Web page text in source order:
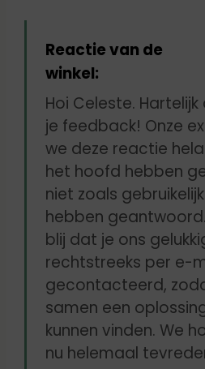
bedje, die de baby
mondje wil stoppen
Reactie van de
winkel:
Hoi Celeste.
je feedback! Onze
we deze reactie
het hoofd hebben
niet zoals
hebben
blij dat je ons
rechtstreeks per e-
gecontacteerd,
samen een
kunnen vinden. We
nu helemaal